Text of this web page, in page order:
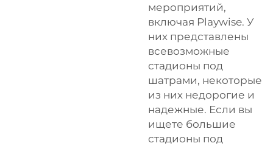
мероприятий,
включая Playwise. У
них представлены
всевозможные
стадионы под
шатрами, некоторые
из них недорогие и
надежные. Если вы
ищете большие
стадионы под